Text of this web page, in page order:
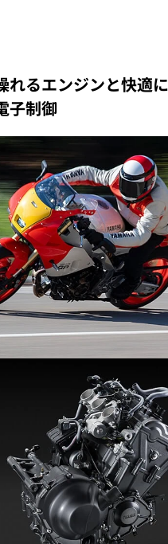
れるエンジンと快適
子制御